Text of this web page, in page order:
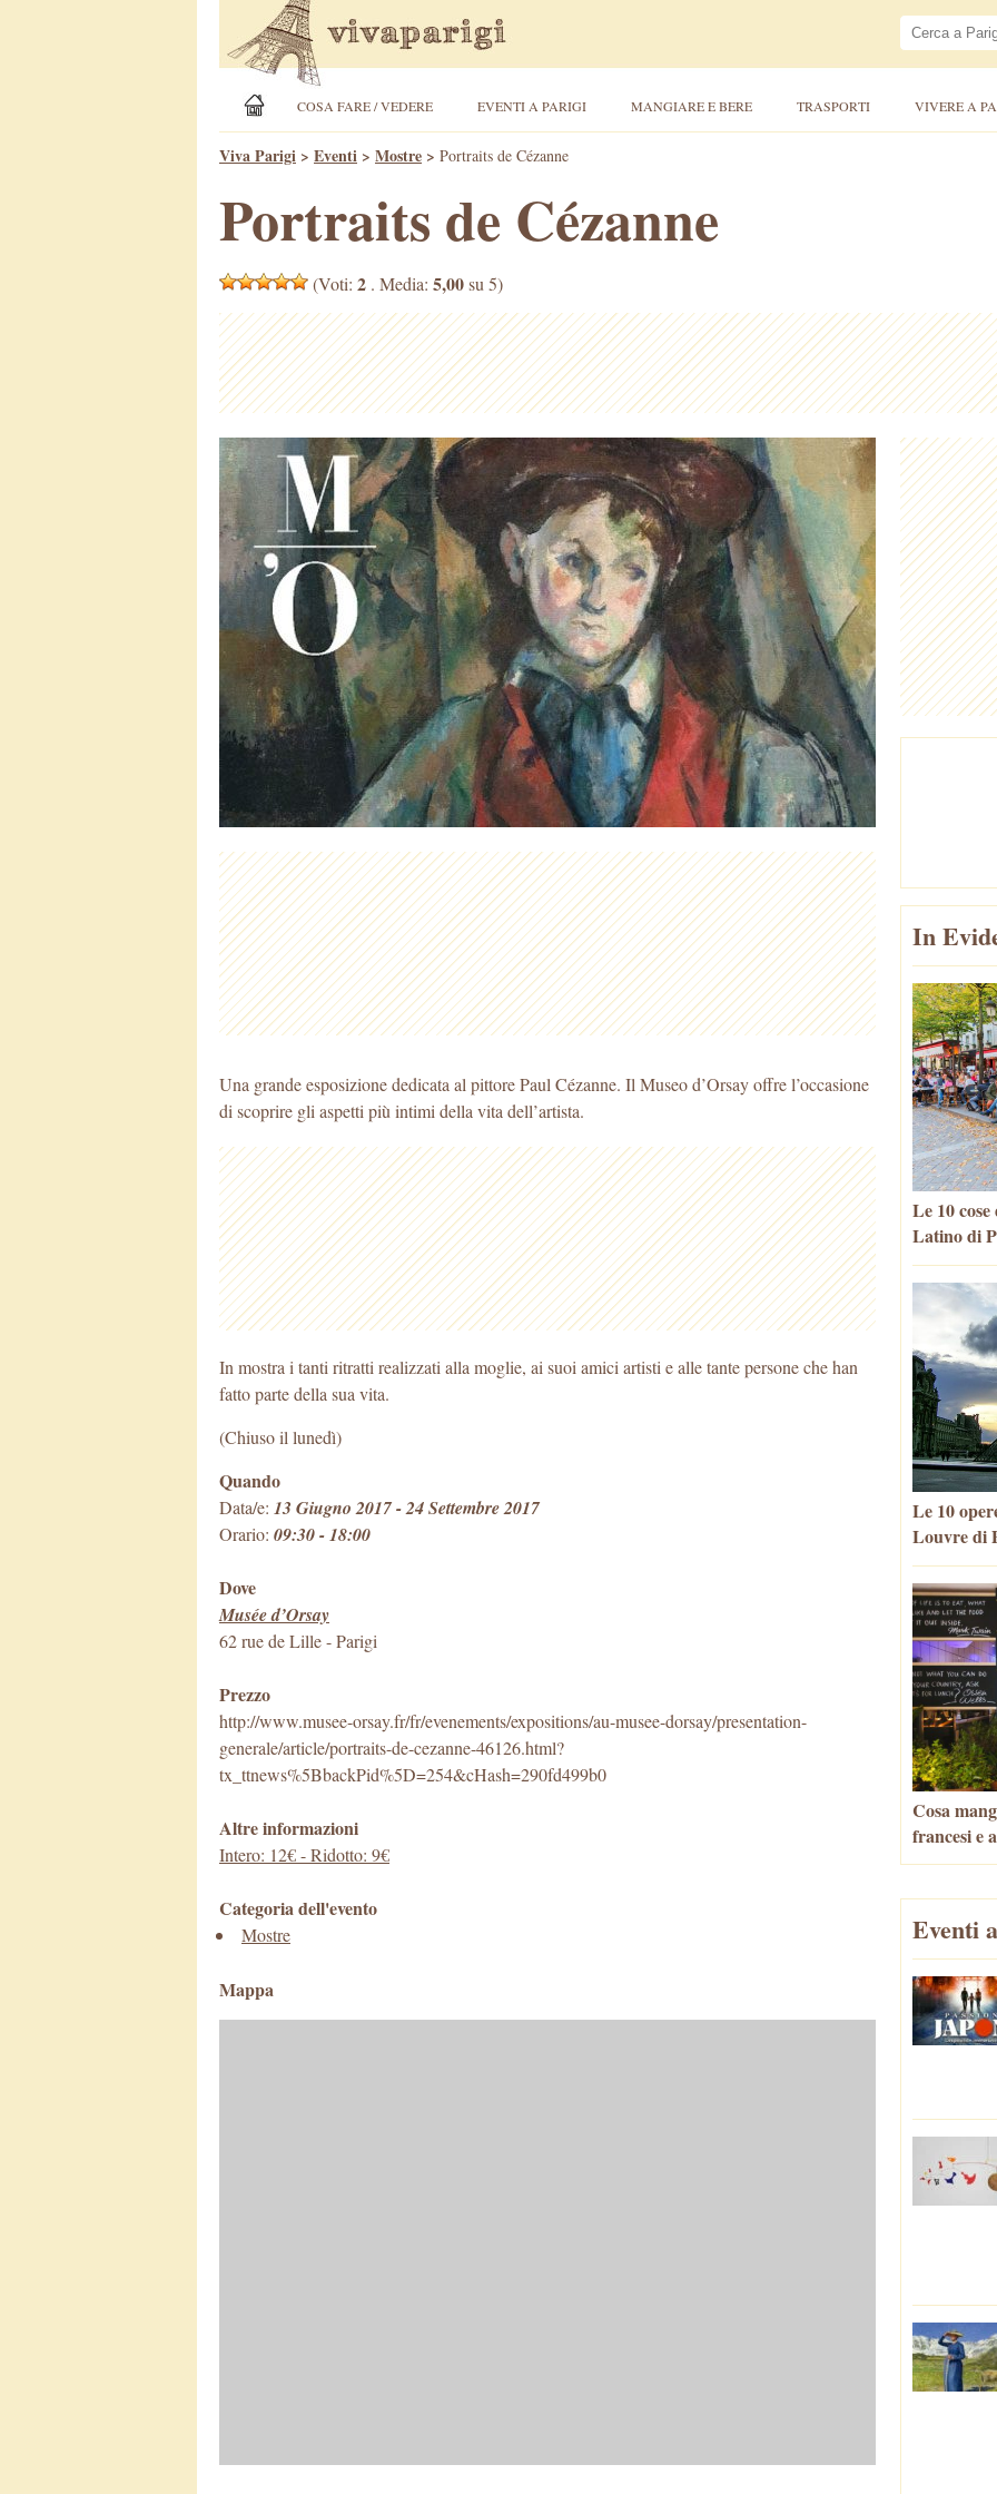
COSA FARE / VEDERE EVENTI A PARIGI MANGIARE E BERE TRASPORTI VIVERE A
Viva Parigi > Eventi > Mostre > Portraits de Cézanne
Portraits de Cézanne
(Voti: 2 . Media: 5,00su 5)
Una grande esposizione dedicata al pittore Paul Cézanne. Il Museo d’Orsay offre l’occasione
di scoprire gli aspetti più intimi della vita dell’artista.
In mostra i tanti ritratti realizzati alla moglie, ai suoi amici artisti e alle tante persone che han
fatto parte della sua vita.
(Chiuso il lunedì)
Quando
Data/e: 13 Giugno 2017 - 24 Settembre 2017
Orario: 09:30 - 18:00
Dove
Musée d’Orsay
62 rue de Lille-Parigi
Prezzo
http://www.musee-orsay.fr/fr/evenements/expositions/au-musee-dorsay/presentation-
generale/article/portraits-de-cezanne-46126.html?
tx_ttnews%5BbackPid%5D=254&cHash=290fd499b0
Altre informazioni
Intero: 12€ - Ridotto: 9€
Categoria dell'evento
Mostre
Mappa
In
Le 10
Latino di
Le 10
Louvre di
Cosa
francesi e
Eventi